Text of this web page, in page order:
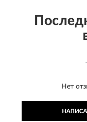
Нет